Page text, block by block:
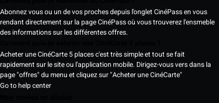
Abonnez vous ou un de vos proches depuis l'onglet CinéPass en vous
rendant directement sur la page CinéPass où vous trouverez l'ensmeble
des informations sur les différentes offres.
Acheter une CinéCarte 5 places c'est très simple et tout se fait
rapidement sur le site ou l'application mobile. Dirigez-vous vers dans la
page "offres" du menu et cliquez sur "Acheter une CinéCarte"
Go to help center